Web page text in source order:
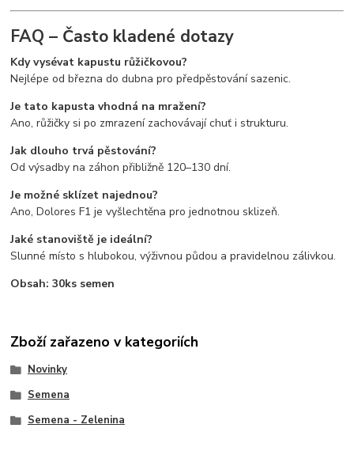
FAQ – Často kladené dotazy
Kdy vysévat kapustu růžičkovou?
Nejlépe od března do dubna pro předpěstování sazenic.
Je tato kapusta vhodná na mražení?
Ano, růžičky si po zmrazení zachovávají chuť i strukturu.
Jak dlouho trvá pěstování?
Od výsadby na záhon přibližně 120–130 dní.
Je možné sklízet najednou?
Ano, Dolores F1 je vyšlechtěna pro jednotnou sklizeň.
Jaké stanoviště je ideální?
Slunné místo s hlubokou, výživnou půdou a pravidelnou zálivkou.
Obsah: 30ks semen
Zboží zařazeno v kategoriích
Novinky
Semena
Semena - Zelenina